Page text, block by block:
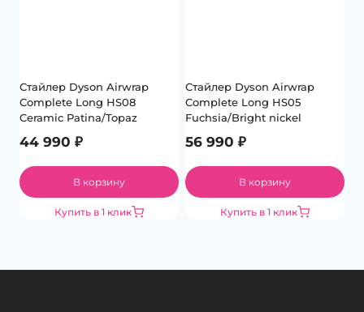
Стайлер Dyson Airwrap
Complete Long HS08
Ceramic Patina/Topaz
44 990 ₽
В корзину
Купить в 1 клик
Стайлер Dyson Airwrap
Complete Long HS05
Fuchsia/Bright nickel
56 990 ₽
В корзину
Купить в 1 клик